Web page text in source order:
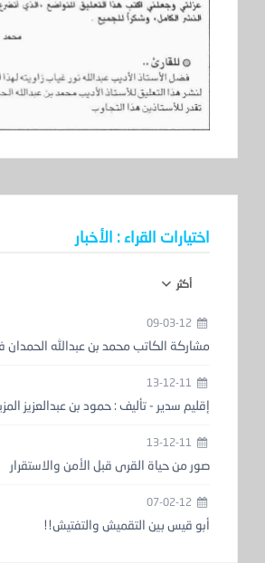
اختيارات القراء : الأخبار
أكثر
مشاركة الكاتب محمد بن عبدالله
إقليم سدير - تأليف : حمود بن عبدالعزيز
صور من حياة القرى قبل الأمن والاستقرار
أبو قيس بين التقميش والتفتيش!!